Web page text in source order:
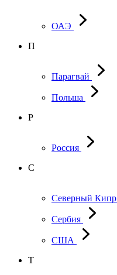
ОАЭ
П
Парагвай
Польша
Р
Россия
С
Северный Кипр
Сербия
США
Т